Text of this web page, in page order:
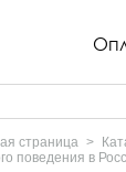
страница
поведения в